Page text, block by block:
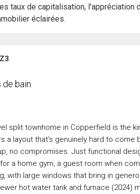
taux de capitalisation, l'appréciation
éclairées.
de bain
split townhome in Copperfield is the
a layout that's genuinely hard to
no compromises. Just functional
a home gym, a guest room when
with large windows that bring in
hot water tank and furnace (2024)